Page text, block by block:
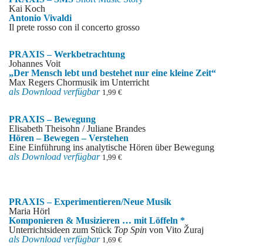
Kai Koch
Antonio Vivaldi
Il prete rosso con il concerto grosso
PRAXIS – Werkbetrachtung
Johannes Voit
„Der Mensch lebt und bestehet nur eine kleine Zeit“
Max Regers Chormusik im Unterricht
als Download verfügbar 1,99 €
PRAXIS – Bewegung
Elisabeth Theisohn / Juliane Brandes
Hören – Bewegen – Verstehen
Eine Einführung ins analytische Hören über Bewegung
als Download verfügbar 1,99 €
PRAXIS – Experimentieren/Neue Musik
Maria Hörl
Komponieren & Musizieren … mit Löffeln *
Unterrichtsideen zum Stück Top Spin von Vito Žuraj
als Download verfügbar 1,69 €